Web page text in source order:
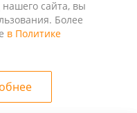
сайта, вы
Более
в Политике